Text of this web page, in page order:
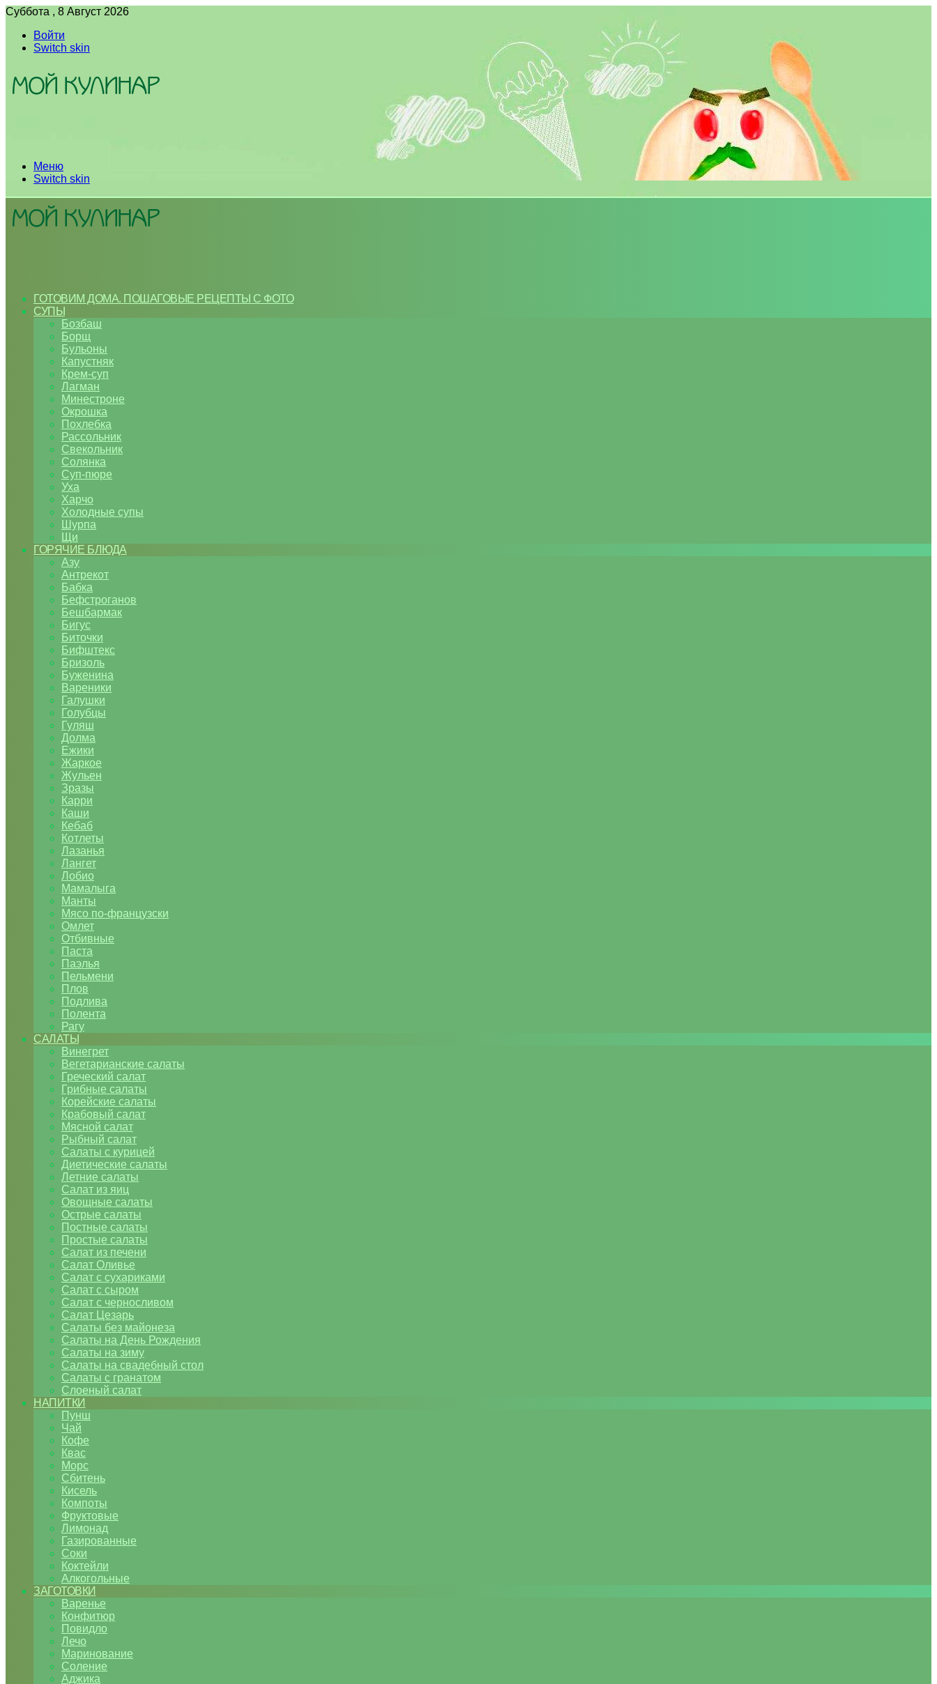
Суббота , 8 Август 2026
Войти
Switch skin
Меню
Switch skin
ГОТОВИМ ДОМА. ПОШАГОВЫЕ РЕЦЕПТЫ С ФОТО
СУПЫ
Бозбаш
Борщ
Бульоны
Капустняк
Крем-суп
Лагман
Минестроне
Окрошка
Похлебка
Рассольник
Свекольник
Солянка
Суп-пюре
Уха
Харчо
Холодные супы
Шурпа
Щи
ГОРЯЧИЕ БЛЮДА
Азу
Антрекот
Бабка
Бефстроганов
Бешбармак
Бигус
Биточки
Бифштекс
Бризоль
Буженина
Вареники
Галушки
Голубцы
Гуляш
Долма
Ежики
Жаркое
Жульен
Зразы
Карри
Каши
Кебаб
Котлеты
Лазанья
Лангет
Лобио
Мамалыга
Манты
Мясо по-французски
Омлет
Отбивные
Паста
Паэлья
Пельмени
Плов
Подлива
Полента
Рагу
САЛАТЫ
Винегрет
Вегетарианские салаты
Греческий салат
Грибные салаты
Корейские салаты
Крабовый салат
Мясной салат
Рыбный салат
Салаты с курицей
Диетические салаты
Летние салаты
Салат из яиц
Овощные салаты
Острые салаты
Постные салаты
Простые салаты
Салат из печени
Салат Оливье
Салат с сухариками
Салат с сыром
Салат с черносливом
Салат Цезарь
Салаты без майонеза
Салаты на День Рождения
Салаты на зиму
Салаты на свадебный стол
Салаты с гранатом
Слоеный салат
НАПИТКИ
Пунш
Чай
Кофе
Квас
Морс
Сбитень
Кисель
Компоты
Фруктовые
Лимонад
Газированные
Соки
Коктейли
Алкогольные
ЗАГОТОВКИ
Варенье
Конфитюр
Повидло
Лечо
Маринование
Соление
Аджика